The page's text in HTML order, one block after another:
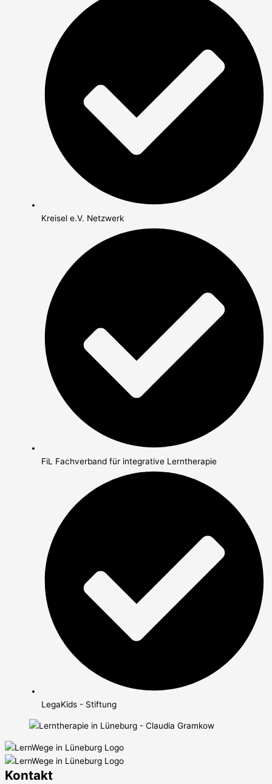
Kreisel e.V. Netzwerk
FiL Fachverband für integrative Lerntherapie
LegaKids - Stiftung
Kontakt